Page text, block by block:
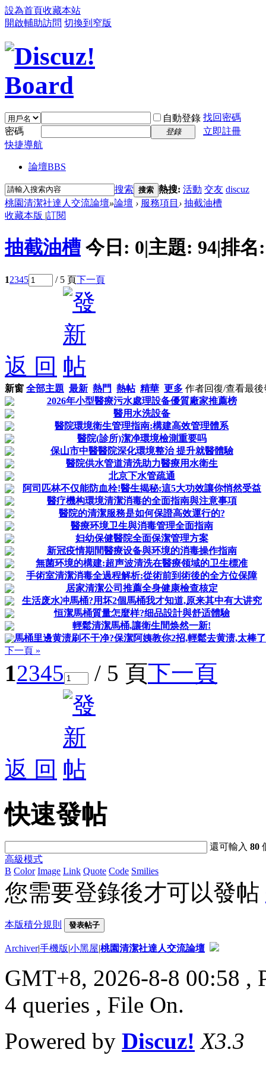
設為首頁收藏本站
開啟輔助訪問 切換到窄版
自動登錄 找回密碼
密碼
登錄
立即註冊
快捷導航
論壇BBS
搜索 搜索 熱搜: 活動 交友 discuz
桃園清潔社達人交流論壇»論壇 › 服務項目 › 抽截油槽
收藏本版 |訂閱
抽截油槽 今日: 0|主題: 94|排
12345 / 5 頁下一頁
返 回
新窗 全部主題 最新 熱門 熱帖 精華 更多 作者回復/查看最後
2026年小型醫療污水處理設备優質廠家推薦榜
醫用水洗設备
醫院環境衛生管理指南:構建高效管理體系
醫院(診所)潔净環境檢測重要吗
保山市中醫醫院深化環境整治 提升就醫體驗
醫院供水管道清洗助力醫療用水衛生
北京下水管疏通
阿司匹林不仅能防血栓!醫生揭秘:這5大功效讓你悄然受益
醫疗機构環境清潔消毒的全面指南與注意事項
醫院的清潔服務是如何保證高效運行的?
醫療环境卫生與消毒管理全面指南
妇幼保健醫院全面保潔管理方案
新冠疫情期間醫療设备與环境的消毒操作指南
無菌环境的構建:超声波清洗在醫療领域的卫生標准
手術室清潔消毒全過程解析:從術前到術後的全方位保障
居家清潔公司推薦全身健康檢查核定
生活废水冲馬桶?用坏2個馬桶我才知道,原来其中有大讲究
恒潔馬桶質量怎麼样?细品設計與舒适體驗
輕鬆清潔馬桶,讓衛生間焕然一新!
馬桶里邊黄渍刷不干净?保潔阿姨教你2招,輕鬆去黄渍,太棒
下一頁 »
12345 / 5 頁下一頁
返 回
快速發帖
還可輸入80
高級模式
B Color Image Link Quote Code Smilies
您需要登錄後才可以發帖
本版積分規則 發表帖子
Archiver|手機版|小黑屋|桃園清潔社達人交流論壇
GMT+8, 2026-8-8 00:58 ,
4 queries , File On.
Powered by Discuz! X3.3